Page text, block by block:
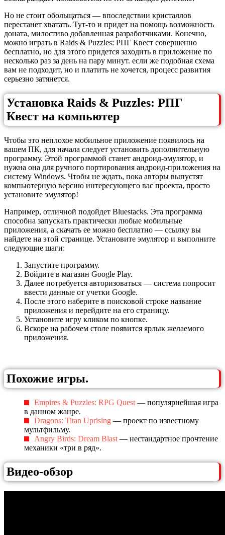
Но не стоит обольщаться — впоследствии кристаллов
перестанет хватать. Тут-то и придет на помощь возможность
доната, милостиво добавленная разработчиками. Конечно,
можно играть в Raids & Puzzles: РПГ Квест совершенно
бесплатно, но для этого придется заходить в приложение по
несколько раз за день на пару минут. если же подобная схема
вам не подходит, но и платить не хочется, процесс развития
серьезно затянется.
Установка Raids & Puzzles: РПГ
Квест на компьютер
Чтобы это неплохое мобильное приложение появилось на
вашем ПК, для начала следует установить дополнительную
программу. Этой программой станет андроид-эмулятор, и
нужна она для ручного портирования андроид-приложения на
систему Windows. Чтобы не ждать, пока авторы выпустят
компьютерную версию интересующего вас проекта, просто
установите эмулятор!
Например, отличной подойдет Bluestacks. Эта программа
способна запускать практически любые мобильные
приложения, а скачать ее можно бесплатно — ссылку вы
найдете на этой странице. Установите эмулятор и выполните
следующие шаги:
Запустите программу.
Войдите в магазин Google Play.
Далее потребуется авторизоваться — система попросит
ввести данные от учетки Google.
После этого наберите в поисковой строке название
приложения и перейдите на его страницу.
Установите игру кликом по кнопке.
Вскоре на рабочем столе появится ярлык желаемого
приложения.
Похожие игры.
Empires & Puzzles: RPG Quest — популярнейшая игра
в данном жанре.
Dragons: Titan Uprising — проект по известному
мультфильму.
Angry Birds: Dream Blast — нестандартное прочтение
механики «три в ряд».
Видео-обзор